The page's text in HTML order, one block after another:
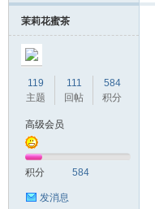
茉莉花蜜茶
119
主题
111
回帖
584
积分
高级会员
积分 584
发消息